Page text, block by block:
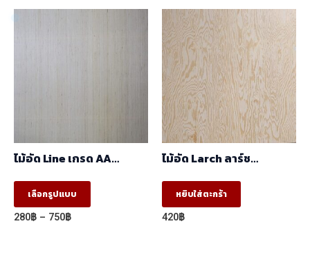
ไม้อัด Line เกรด AA
เลือกรูปแบบ
This
product
280฿ – 750฿Price
ไม้อัด Larch ลาร์ช
หยิบใส่ตะกร้า
420฿